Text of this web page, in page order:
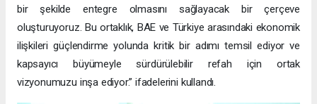
bir şekilde entegre olmasını sağlayacak bir çerçeve
oluşturuyoruz. Bu ortaklık, BAE ve Türkiye arasındaki ekonomik
ilişkileri güçlendirme yolunda kritik bir adımı temsil ediyor ve
kapsayıcı büyümeyle sürdürülebilir refah için ortak
vizyonumuzu inşa ediyor.” ifadelerini kullandı.